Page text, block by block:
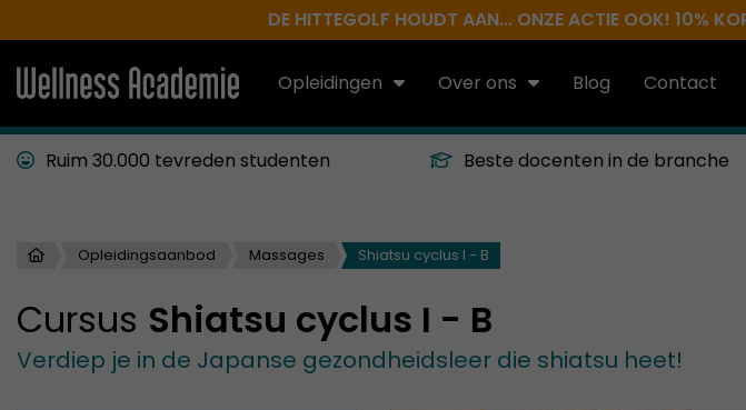
DE HITTEGOLF HOUDT AAN... ONZE ACTIE OOK! 10%
Opleidingen Over ons Blog Contact
Ruim 30.000 tevreden studenten Beste docenten in de branche
Opleidingsaanbod Massages Shiatsu cyclus I - B
Cursus Shiatsu cyclus I - B
Verdiep je in de Japanse gezondheidsleer die shiatsu heet!